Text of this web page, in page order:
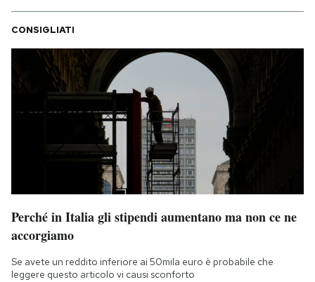
CONSIGLIATI
Perché in Italia gli stipendi aumentano ma non ce ne
accorgiamo
Se avete un reddito inferiore ai 50mila euro è probabile che
leggere questo articolo vi causi sconforto